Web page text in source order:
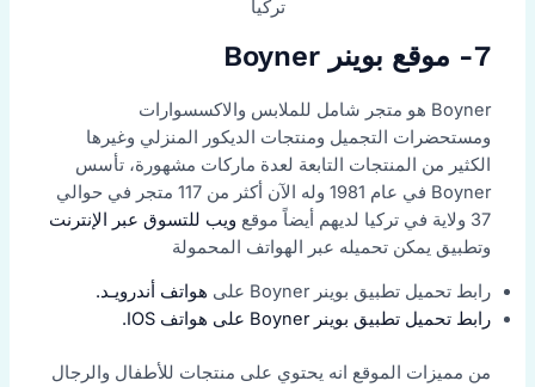
تركيا
7- موقع بوينر Boyner
Boyner هو متجر شامل للملابس والاكسسوارات
ومستحضرات التجميل ومنتجات الديكور المنزلي وغيرها
الكثير من المنتجات التابعة لعدة ماركات مشهورة، تأسس
Boyner في عام 1981 وله الآن أكثر من 117 متجر في حوالي
37 ولاية في تركيا لديهم أيضاً موقع
ويب للتسوق عبر الإنترنت
وتطبيق يمكن تحميله عبر الهواتف المحمولة
رابط تحميل تطبيق بوينر Boyner على
هواتف أندرويـد.
رابط تحميل تطبيق بوينر Boyner على هواتف IOS.
من مميزات الموقع انه يحتوي على منتجات للأطفال والرجال